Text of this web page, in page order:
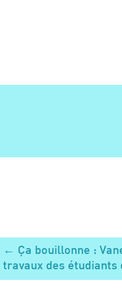
← Ça bouillonne :
travaux des étudiants